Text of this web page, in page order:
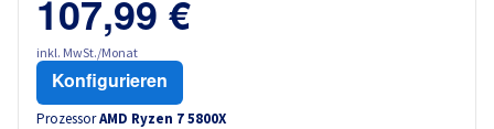
107,99 €
inkl. MwSt./Monat
Konfigurieren
ProzessorAMD Ryzen 7 5800X